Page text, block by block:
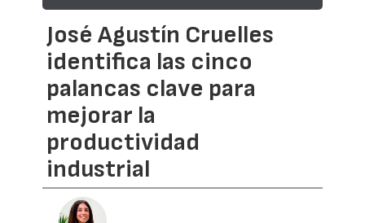
José Agustín Cruelles
identifica las cinco
palancas clave para
mejorar la
productividad
industrial